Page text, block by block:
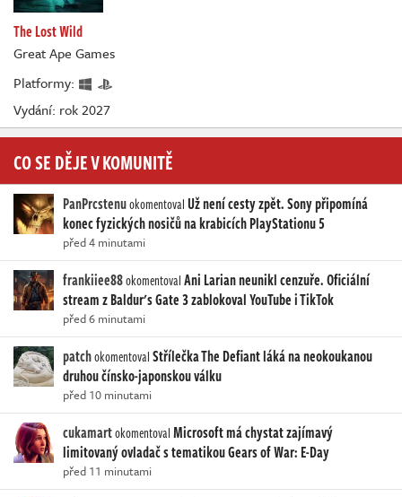
The Lost Wild
Great Ape Games
Platformy:
Vydání: rok 2027
CO SE DĚJE V KOMUNITĚ
PanPrcstenuokomentovalUž není cesty zpět. Sony připomíná
konec fyzických nosičů na krabicích PlayStationu 5
před 4 minutami
frankiiee88okomentovalAni Larian neunikl cenzuře. Oficiální
stream z Baldur's Gate 3 zablokoval YouTube i TikTok
před 6 minutami
patchokomentovalStřílečka The Defiant láká na neokoukanou
druhou čínsko-japonskou válku
před 10 minutami
cukamartokomentovalMicrosoft má chystat zajímavý
limitovaný ovladač s tematikou Gears of War: E-Day
před 11 minutami